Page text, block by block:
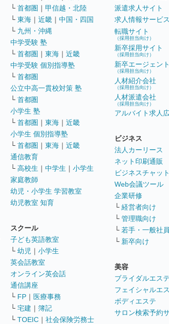
└ 首都圏 ｜ 甲信越・北陸
└ 東海 ｜ 近畿 ｜ 中国・四国
└ 九州・沖縄
中学受験 塾
└ 首都圏 ｜ 東海 ｜ 近畿
中学受験 個別指導塾
└ 首都圏
公立中高一貫校対策 塾
└ 首都圏
小学生 塾
└ 首都圏 ｜ 東海 ｜ 近畿
小学生 個別指導塾
└ 首都圏 ｜ 東海 ｜ 近畿
通信教育
└ 高校生 ｜ 中学生 ｜ 小学生
家庭教師
幼児・小学生 学習教室
幼児教室 知育
スクール
子ども英語教室
└ 幼児 ｜ 小学生
英会話教室
オンライン英会話
通信講座
└ FP ｜ 医療事務
└ 宅建 ｜ 簿記
└ TOEIC ｜ 社会保険労務士
派遣求人サイト
求人情報サービ
転職サイト
（採用担当向け）
新卒採用サイト
（採用担当向け）
新卒エージェン
（採用担当向け）
人材紹介会社
（採用担当向け）
人材派遣会社
（採用担当向け）
アルバイト求人
ビジネス
法人カーリース
ネット印刷通販
ビジネスチャッ
Web会議ツール
企業研修
└ 経営者向け
└ 管理職向け
└ 若手・一般社
└ 新卒向け
美容
ブライダルエス
フェイシャルエ
ボディエステ
サロン検索予約